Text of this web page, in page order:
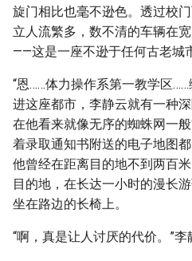
旋门相比也毫不逊色。透过校
立人流繁多，数不清的车辆在
——这是一座不逊于任何古老城
“恩……体力操作系第一教学区
进这座都市，李静云就有一种
在他看来就像无序的蜘蛛网一
着录取通知书附送的电子地图
他曾经在距离目的地不到两百
目的地，在长达一小时的漫长
坐在路边的长椅上。
“啊，真是让人讨厌的代价。”李